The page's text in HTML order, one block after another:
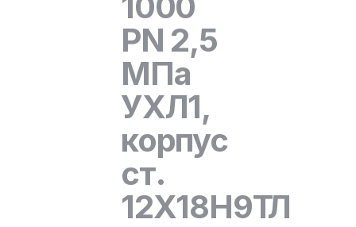
PN 2,5
МПа
УХЛ1,
корпус
ст.
12Х18Н9ТЛ